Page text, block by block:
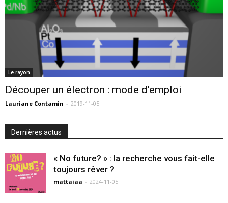
Le rayon
Découper un électron : mode d’emploi
Lauriane Contamin - 2019-11-05
Dernières actus
« No future? » : la recherche vous fait-elle
toujours rêver ?
mattaiaa - 2024-11-05